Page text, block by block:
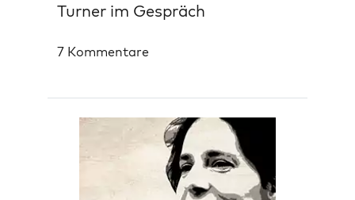
Turner im Gespräch
7 Kommentare